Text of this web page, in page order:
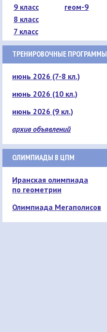
9 класс
геом-9
8 класс
7 класс
ТРЕНИРОВОЧНЫЕ ПРОГРАММЫ
июнь 2026 (7-8 кл.)
июнь 2026 (10 кл.)
июнь 2026 (9 кл.)
архив объявлений
ОЛИМПИАДЫ В ЦПМ
Иранская олимпиада
по геометрии
Олимпиада Мегаполисов